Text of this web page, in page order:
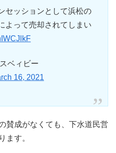
セッションとして浜松の
よって売却されてしまい
ベィビー
16, 2021
賛成がなくても、下水道民営
ます。